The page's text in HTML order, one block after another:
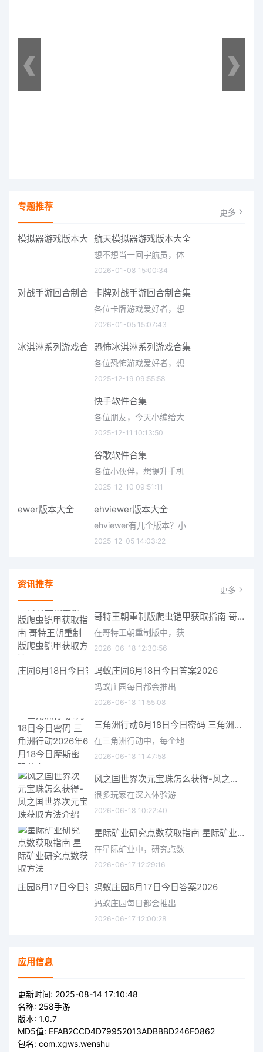
专题推荐 更多
航天模拟器游戏版本大全
想不想当一回宇航员，体
2026-01-08 15:00:34
卡牌对战手游回合制合集
各位卡牌游戏爱好者，想
2026-01-05 15:07:43
恐怖冰淇淋系列游戏合集
各位恐怖游戏爱好者，想
2025-12-19 09:55:58
快手软件合集
各位朋友，今天小编给大
2025-12-11 10:13:50
谷歌软件合集
各位小伙伴，想提升手机
2025-12-10 09:51:11
ehviewer版本大全
ehviewer有几个版本？小
2025-12-05 14:03:22
资讯推荐 更多
哥特王朝重制版爬虫铠甲获取指南 哥特王朝重制版爬虫铠甲获取方法
在哥特王朝重制版中，获
2026-06-18 12:30:56
蚂蚁庄园6月18日今日答案2026
蚂蚁庄园每日都会推出
2026-06-18 11:55:08
三角洲行动6月18日今日密码 三角洲行动2026年6月18今日摩斯密码分享
在三角洲行动中，每个地
2026-06-18 11:47:58
风之国世界次元宝珠怎么获得-风之国世界次元宝珠获取方法介绍
很多玩家在深入体验游
2026-06-18 10:22:40
星际矿业研究点数获取指南 星际矿业研究点数获取方法
在星际矿业中，研究点数
2026-06-17 12:29:16
蚂蚁庄园6月17日今日答案2026
蚂蚁庄园每日都会推出
2026-06-17 12:00:28
应用信息
更新时间: 2025-08-14 17:10:48
名称: 258手游
版本: 1.0.7
MD5值: EFAB2CCD4D79952013ADBBBD246F0862
包名: com.xgws.wenshu